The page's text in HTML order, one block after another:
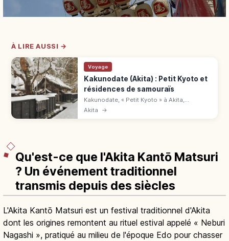
À LIRE AUSSI →
Voyage
Kakunodate (Akita) : Petit Kyoto et
résidences de samouraïs
Kakunodate, « Petit Kyoto » à Akita,
conserve son quartier samouraï classé.
Akita →
Qu'est-ce que l'Akita Kantō Matsuri
? Un événement traditionnel
transmis depuis des siècles
L'Akita Kantō Matsuri est un festival traditionnel d'Akita
dont les origines remontent au rituel estival appelé « Neburi
Nagashi », pratiqué au milieu de l'époque Edo pour chasser